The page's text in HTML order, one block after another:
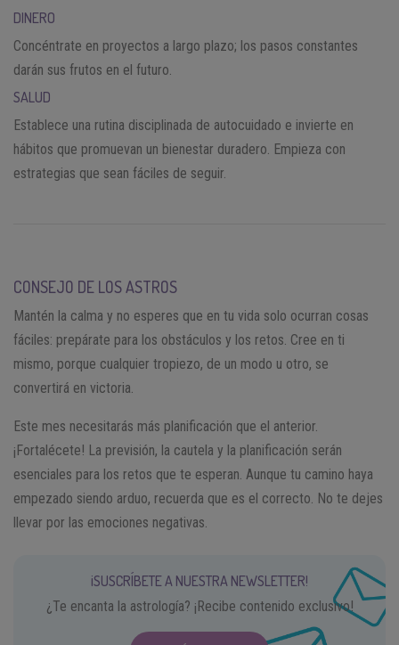
DINERO
Concéntrate en proyectos a largo plazo; los pasos constantes
darán sus frutos en el futuro.
SALUD
Establece una rutina disciplinada de autocuidado e invierte en
hábitos que promuevan un bienestar duradero. Empieza con
estrategias que sean fáciles de seguir.
CONSEJO DE LOS ASTROS
Mantén la calma y no esperes que en tu vida solo ocurran cosas
fáciles: prepárate para los obstáculos y los retos. Cree en ti
mismo, porque cualquier tropiezo, de un modo u otro, se
convertirá en victoria.
Este mes necesitarás más planificación que el anterior.
¡Fortalécete! La previsión, la cautela y la planificación serán
esenciales para los retos que te esperan. Aunque tu camino haya
empezado siendo arduo, recuerda que es el correcto. No te dejes
llevar por las emociones negativas.
¡SUSCRÍBETE A NUESTRA NEWSLETTER!
¿Te encanta la astrología? ¡Recibe contenido exclusivo!